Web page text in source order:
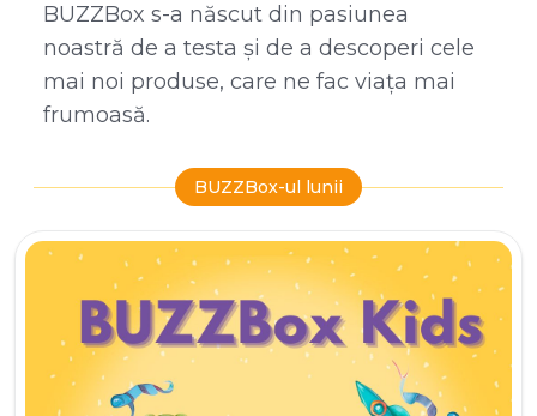
BUZZBox s-a născut din pasiunea
noastră de a testa și de a descoperi cele
mai noi produse, care ne fac viața mai
frumoasă.
BUZZBox-ul lunii